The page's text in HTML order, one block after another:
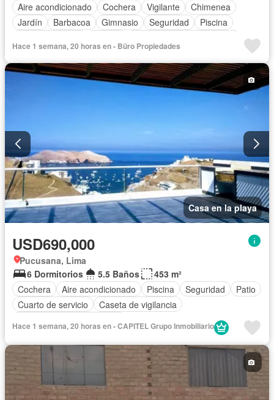
Aire acondicionado
Cochera Vigilante
Chimenea
Jardín
Barbacoa Gimnasio Seguridad
Piscina
Hace 1 semana, 20 horas en - Büro Propiedades
Casa en la playa
USD690,000
Pucusana, Lima
6 Dormitorios
5.5 Baños
453 m²
Cochera
Aire acondicionado Piscina Seguridad
Patio
Cuarto de servicio
Caseta de vigilancia
Hace 1 semana, 20 horas en - CAPITEL Grupo Inmobiliario